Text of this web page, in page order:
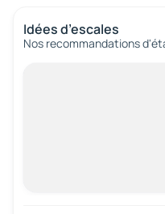
Idées d’escales
Nos recommandations